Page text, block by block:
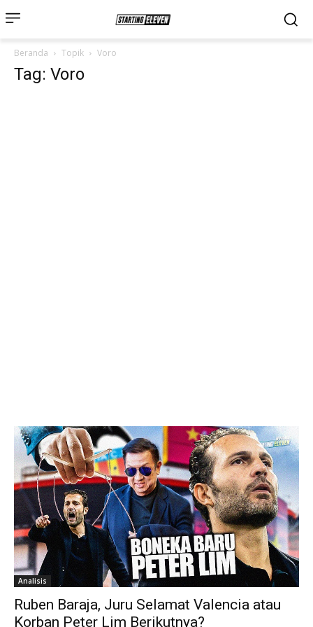
Beranda Topik Voro
Tag: Voro
Analisis
Ruben Baraja, Juru Selamat Valencia atau
Korban Peter Lim Berikutnya?